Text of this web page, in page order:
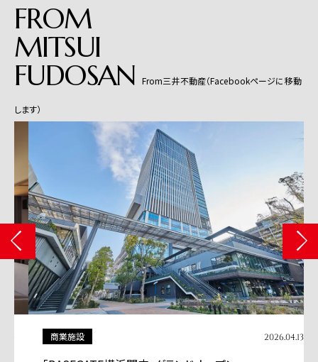
FROM
MITSUI
FUDOSAN From三井不動産（Facebookページに移動
します）
商業施設 2026.04.13